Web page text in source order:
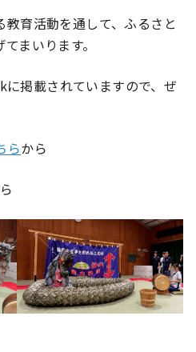
育活動を通して、ふるさと
まいります。
掲載されていますので、ぜ
らから